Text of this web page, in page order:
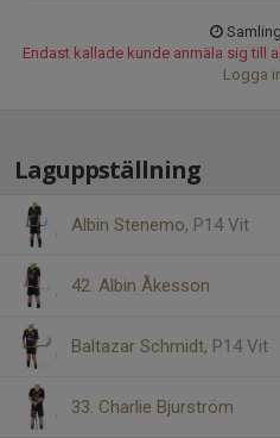
Endast kallade kunde anmäla sig till
Logga
Laguppställning
Albin Stenemo, P14 Vit
42. Albin Åkesson
Baltazar Schmidt, P14 Vit
33. Charlie Bjurström